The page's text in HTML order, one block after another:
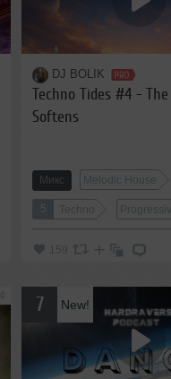
DJ BOLIK
Techno Tides #4 -
Softens
Микс Melodic House
5 Techno
159
7 New!